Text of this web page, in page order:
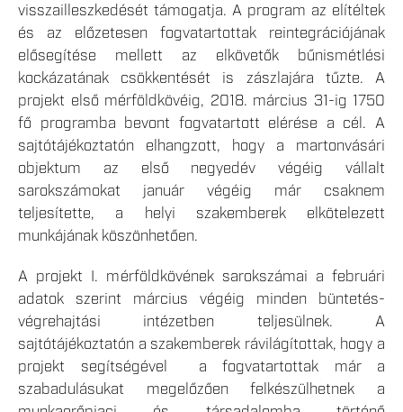
visszailleszkedését támogatja. A program az elítéltek
és az előzetesen fogvatartottak reintegrációjának
elősegítése mellett az elkövetők bűnismétlési
kockázatának csökkentését is zászlajára tűzte. A
projekt első mérföldkövéig, 2018. március 31-ig 1750
fő programba bevont fogvatartott elérése a cél. A
sajtótájékoztatón elhangzott, hogy a martonvásári
objektum az első negyedév végéig vállalt
sarokszámokat január végéig már csaknem
teljesítette, a helyi szakemberek elkötelezett
munkájának köszönhetően.
A projekt I. mérföldkövének sarokszámai a februári
adatok szerint március végéig minden büntetés-
végrehajtási intézetben teljesülnek. A
sajtótájékoztatón a szakemberek rávilágítottak, hogy a
projekt segítségével a fogvatartottak már a
szabadulásukat megelőzően felkészülhetnek a